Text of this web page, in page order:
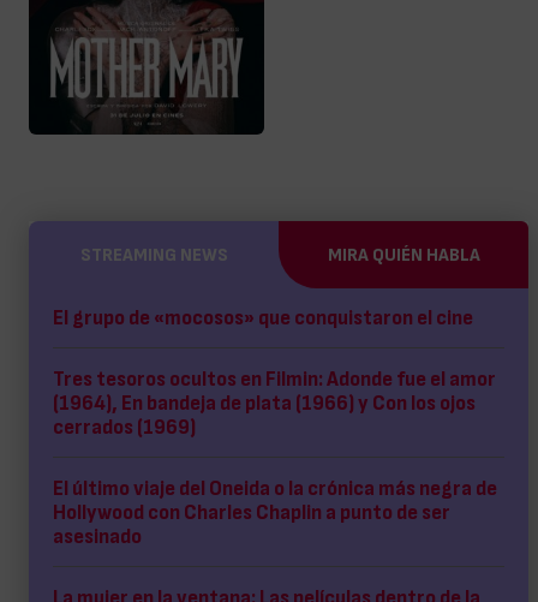
STREAMING NEWS MIRA QUIÉN HABLA
El grupo de «mocosos» que conquistaron el cine
Tres tesoros ocultos en Filmin: Adonde fue el amor
(1964), En bandeja de plata (1966) y Con los ojos
cerrados (1969)
El último viaje del Oneida o la crónica más negra de
Hollywood con Charles Chaplin a punto de ser
asesinado